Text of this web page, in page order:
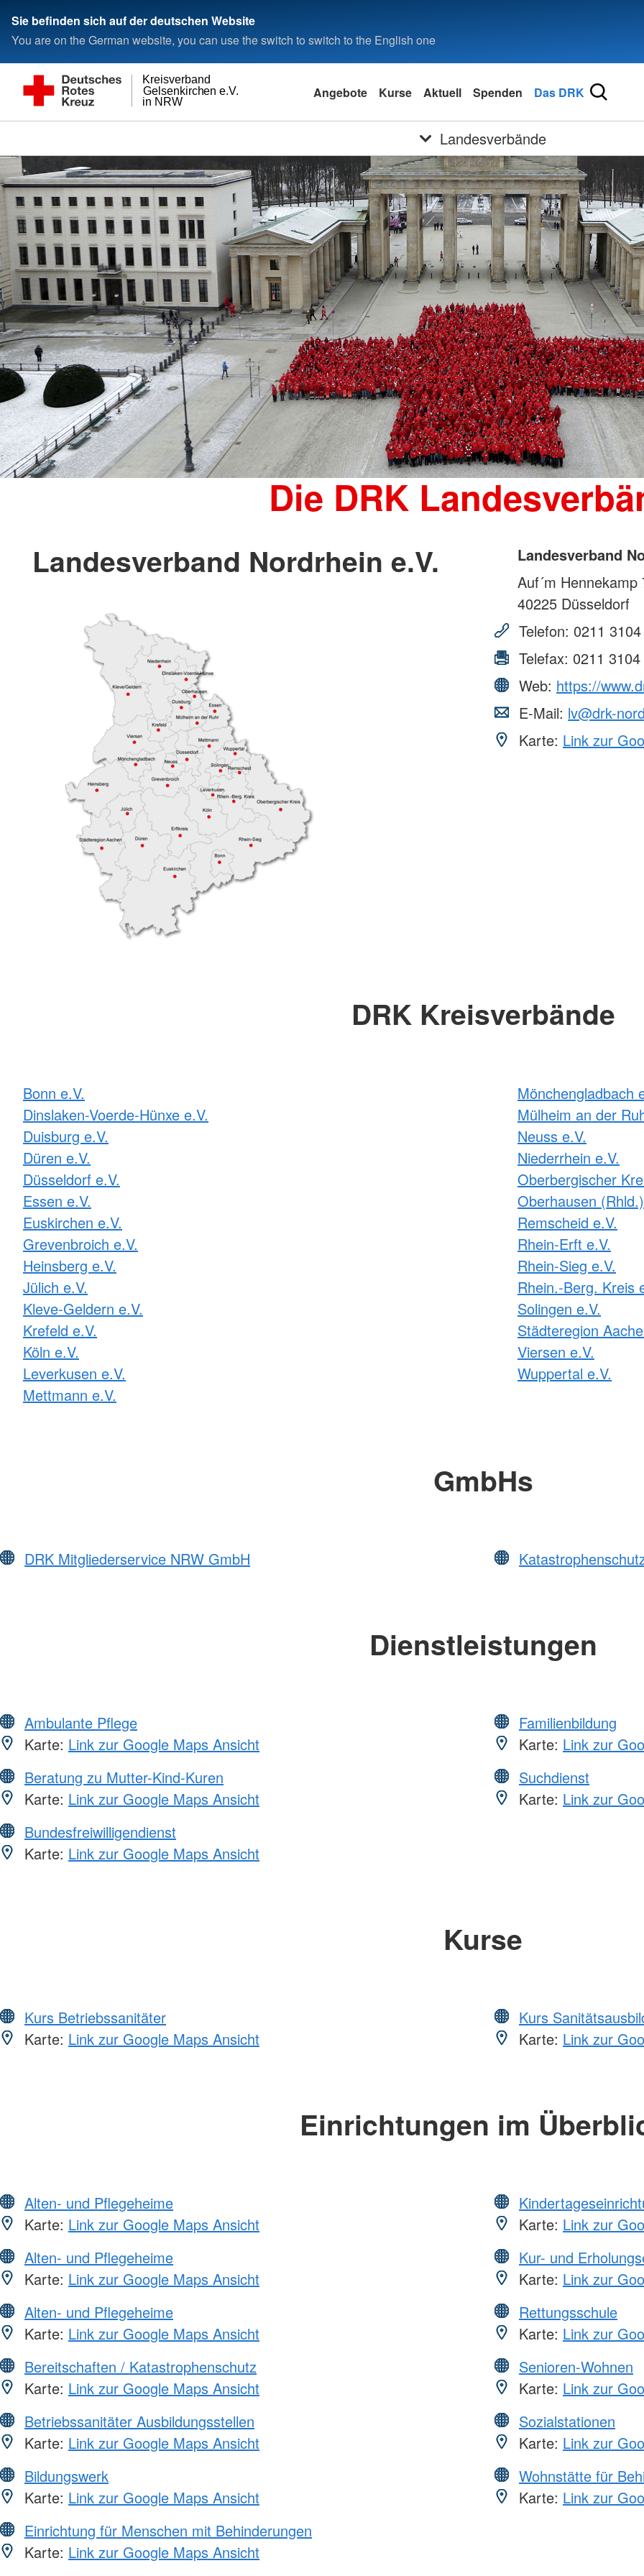
Sie befinden sich auf der deutschen Website
You are on the German website, you can use the switch to switch to the English one
in NRW
Gelsenkirchen e.V.
Kreisverband
Angebote Kurse Aktuell Spenden Das DRK
Landesverbände
Die DRK
Landesverband Nordrhein e.V.
Landesverband
Auf´m Hennekamp
40225 Düsseldorf
Telefon: 0211
Telefax: 0211
Web: https://
E-Mail: lv@drk-
Karte: Link zur
DRK Kreisverbände
Bonn e.V.
Dinslaken-Voerde-Hünxe e.V.
Duisburg e.V.
Düren e.V.
Düsseldorf e.V.
Essen e.V.
Euskirchen e.V.
Grevenbroich e.V.
Heinsberg e.V.
Jülich e.V.
Kleve-Geldern e.V.
Krefeld e.V.
Köln e.V.
Leverkusen e.V.
Mettmann e.V.
Mönchengladbach
Mülheim an der
Neuss e.V.
Niederrhein e.V.
Oberbergischer
Oberhausen
Remscheid e.V.
Rhein-Erft e.V.
Rhein-Sieg e.V.
Rhein.-Berg. Kreis
Solingen e.V.
Städteregion
Viersen e.V.
Wuppertal e.V.
GmbHs
DRK Mitgliederservice NRW GmbH
Dienstleistungen
Ambulante Pflege
Karte: Link zur Google Maps Ansicht
Beratung zu Mutter-Kind-Kuren
Karte: Link zur Google Maps Ansicht
Bundesfreiwilligendienst
Karte: Link zur Google Maps Ansicht
Familienbildung
Karte: Link zur
Suchdienst
Karte: Link zur
Kurse
Kurs Betriebssanitäter
Karte: Link zur Google Maps Ansicht
Kurs
Karte: Link zur
Einrichtungen im
Alten- und Pflegeheime
Karte: Link zur Google Maps Ansicht
Alten- und Pflegeheime
Karte: Link zur Google Maps Ansicht
Alten- und Pflegeheime
Karte: Link zur Google Maps Ansicht
Bereitschaften / Katastrophenschutz
Karte: Link zur Google Maps Ansicht
Betriebssanitäter Ausbildungsstellen
Karte: Link zur Google Maps Ansicht
Bildungswerk
Karte: Link zur Google Maps Ansicht
Einrichtung für Menschen mit Behinderungen
Karte: Link zur Google Maps Ansicht
Karte: Link zur
Kur- und
Karte: Link zur
Rettungsschule
Karte: Link zur
Senioren-Wohnen
Karte: Link zur
Sozialstationen
Karte: Link zur
Wohnstätte für
Karte: Link zur